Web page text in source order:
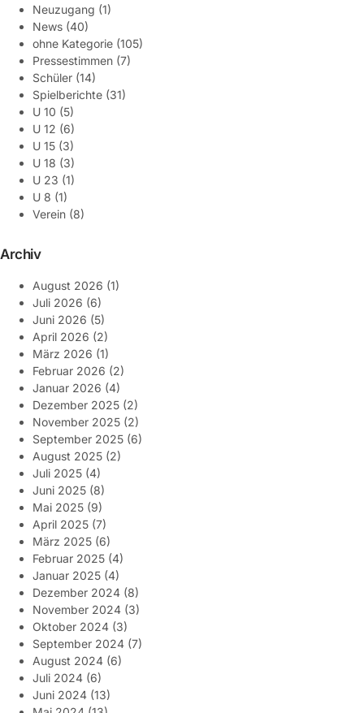
Neuzugang (1)
News (40)
ohne Kategorie (105)
Pressestimmen (7)
Schüler (14)
Spielberichte (31)
U 10 (5)
U 12 (6)
U 15 (3)
U 18 (3)
U 23 (1)
U 8 (1)
Verein (8)
Archiv
August 2026 (1)
Juli 2026 (6)
Juni 2026 (5)
April 2026 (2)
März 2026 (1)
Februar 2026 (2)
Januar 2026 (4)
Dezember 2025 (2)
November 2025 (2)
September 2025 (6)
August 2025 (2)
Juli 2025 (4)
Juni 2025 (8)
Mai 2025 (9)
April 2025 (7)
März 2025 (6)
Februar 2025 (4)
Januar 2025 (4)
Dezember 2024 (8)
November 2024 (3)
Oktober 2024 (3)
September 2024 (7)
August 2024 (6)
Juli 2024 (6)
Juni 2024 (13)